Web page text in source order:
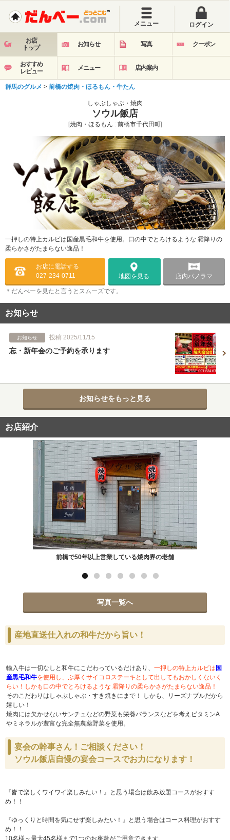
メニュー ログイン
お店
トップ
お知らせ 写真 クーポン
おすすめ
レビュー
メニュー 店内案内
群馬のグルメ > 前橋の焼肉・ほるもん・牛たん
しゃぶしゃぶ・焼肉
ソウル飯店
[焼肉・ほるもん : 前橋市千代田町]
一押しの特上カルビは国産黒毛和牛を使用。口の中でとろけるような 霜降りの
柔らかさがたまらない逸品！
お店に電話する
027-234-0711
地図を見る 店内パノラマ
＊だんべーを見たと言うとスムーズです。
お知らせ
お知らせ 投稿 2025/11/15
忘・新年会のご予約を承ります
お知らせをもっと見る
お店紹介
前橋で50年以上営業している焼肉界の老舗
写真一覧へ
産地直送仕入れの和牛だから旨い！
輸入牛は一切なしと和牛にこだわっているだけあり、 一押しの特上カルビは 国
産黒毛和牛を使用し、ぶ厚くサイコロステーキとして出してもおかしくないく
らい！しかも口の中でとろけるような 霜降りの柔らかさがたまらない逸品！
そのこだわりはしゃぶしゃぶ・すき焼きにまで！ しかも、リーズナブルだから
嬉しい！
焼肉には欠かせないサンチュなどの野菜も栄養バランスなどを考えビタミンA
やミネラルが豊富な完全無農薬野菜を使用。
宴会の幹事さん！ご相談ください！
ソウル飯店自慢の宴会コースでお力になります！
『皆で楽しくワイワイ楽しみたい！』と思う場合は飲み放題コースがおすす
め！！
『ゆっくりと時間を気にせず楽しみたい！』と思う場合はコース料理がおすす
め！！